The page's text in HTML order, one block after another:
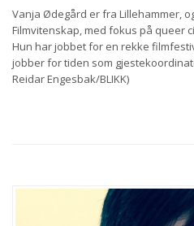
Vanja Ødegård er fra Lillehammer,
Filmvitenskap, med fokus på queer
Hun har jobbet for en rekke
jobber for tiden som
Reidar Engesbak/BLIKK)